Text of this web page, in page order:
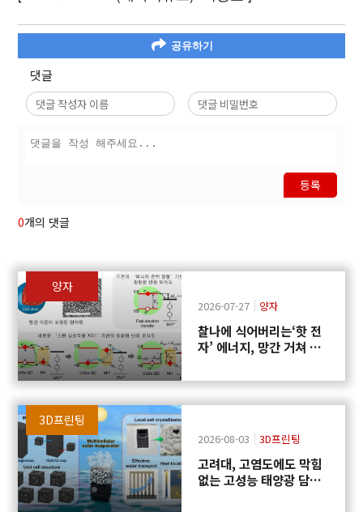
공유하기
댓글
등록
0개의 댓글
양자
2026-07-27 양자
찰나에 식어버리는‘핫 전
자’ 에너지, 망간 거쳐 화
3D프린팅
2026-08-03 3D프린팅
고려대, 고염도에도 막힘
없는 고성능 태양광 담수